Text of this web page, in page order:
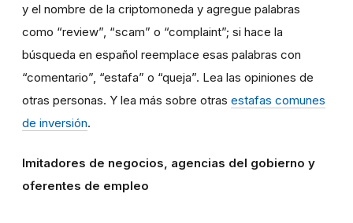
y el nombre de la criptomoneda y agregue palabras
como “review”, “scam” o “complaint”; si hace la
búsqueda en español reemplace esas palabras con
“comentario”, “estafa” o “queja”. Lea las opiniones de
otras personas. Y lea más sobre otras estafas comunes
de inversión.
Imitadores de negocios, agencias del gobierno y
oferentes de empleo